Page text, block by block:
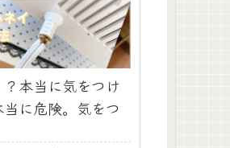
本当に気をつけ
に危険。気をつ